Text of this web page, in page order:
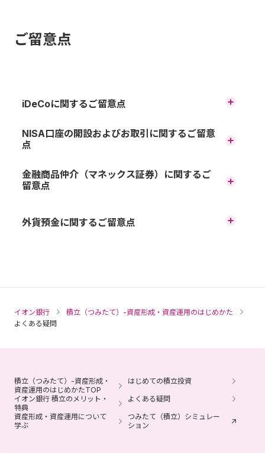
ご留意点
iDeCoに関するご留意点
原則、60歳まで途中の引出し、脱退はできません。
運用商品はご自身でご選択いただきます。運用の結果によ
加入から受取りが終了するまでの間、所定の手数料がかか
60歳時点で通算加入者等期間が10年に満たない場合、段階
る資産は所定の期間経過後、全額「イオン・バランス戦略
ファンド（愛称：みらいパレット）」で運用されます。
常3～8営業日かかります）。
退職などにともない企業型確定拠出年金の加入資格を喪失
した方は、6カ月以内にお手続きください。
NISA口座の開設およびお取引に関するご留意
点
口座開設および金融機関変更に
NISA口座は、同一年（1月～12月）において、1人1口座（1金
すでに行われている場合、金融機関変更はできません。ま
せん。
式数比例配分方式」をご選択いただく必要があります。
投資信託の分配金のうち特別分配金については従来より非
課税です。
金融商品仲介（マネックス証券）に関するご
留意点
本保証はありません。また、預金保険制度の対象ではあり
取引に際しては、マネックス証券が定める手数料等がかか
各商品のリスク・手数料についてはマネックス証券のホー
ムページにてご確認ください。
各商品をお申込みの際には、マネックス証券ホームページ
に掲載の「契約締結前交付書面」、「上場有価証券等書
外貨預金に関するご留意点
替手数料がかかります。その結果、為替相場に変動がなく
ても、お預入れされた円貨建ての元本を下回ることがあり
ホームページ、または、店舗に備え付けの商品説明書（契
約締結前交付書面）の内容をご確認のうえ、ご自身の判断
によりご利用ください。
（2026年3月31日現在）
イオン銀行
積立（つみたて）-資産形成・資産運用のはじめかた
よくある疑問
積立（つみたて）-資産形成・
資産運用のはじめかたTOP
はじめての積立投資
イオン銀行 積立のメリット・
特典
よくある疑問
資産形成・資産運用について
学ぶ
つみたて（積立）シミュレー
ション